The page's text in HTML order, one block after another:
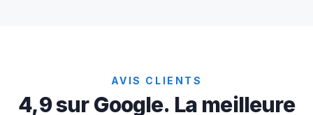
AVIS CLIENTS
4,9 sur Google. La meilleure